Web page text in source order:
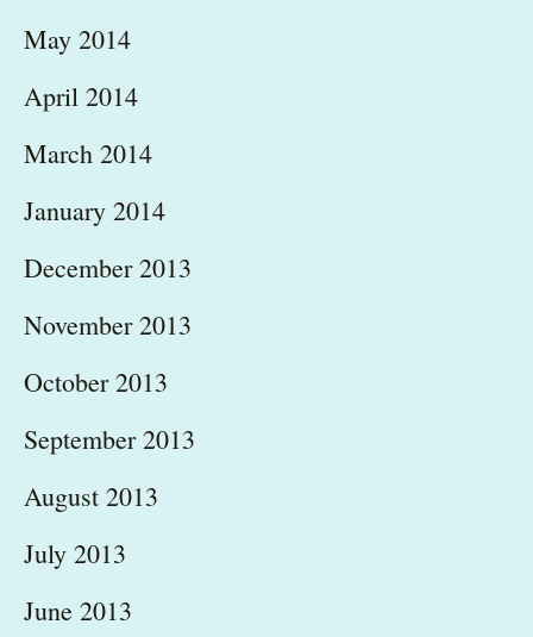
May 2014
April 2014
March 2014
January 2014
December 2013
November 2013
October 2013
September 2013
August 2013
July 2013
June 2013